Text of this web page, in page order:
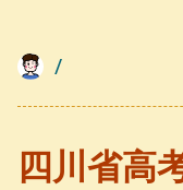
/
四川省高